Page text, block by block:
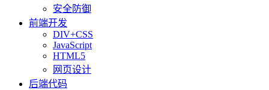
安全防御
前端开发
DIV+CSS
JavaScript
HTML5
网页设计
后端代码